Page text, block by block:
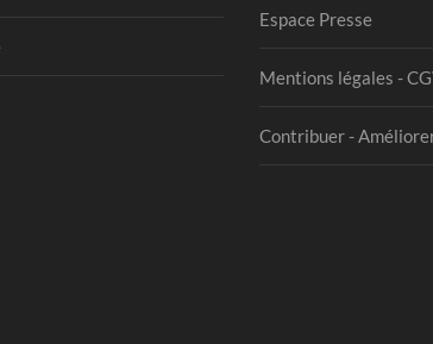
Espace Presse
Mentions légales -
Contribuer -